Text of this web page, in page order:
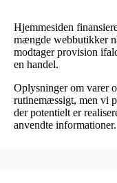
Hjemmesiden
mængde webbutikker
modtager provision
en handel.
Oplysninger om varer
rutinemæssigt, men vi
der potentielt er
anvendte informationer.